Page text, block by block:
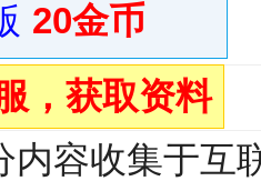
20金币
，获取资料
内容收集于互